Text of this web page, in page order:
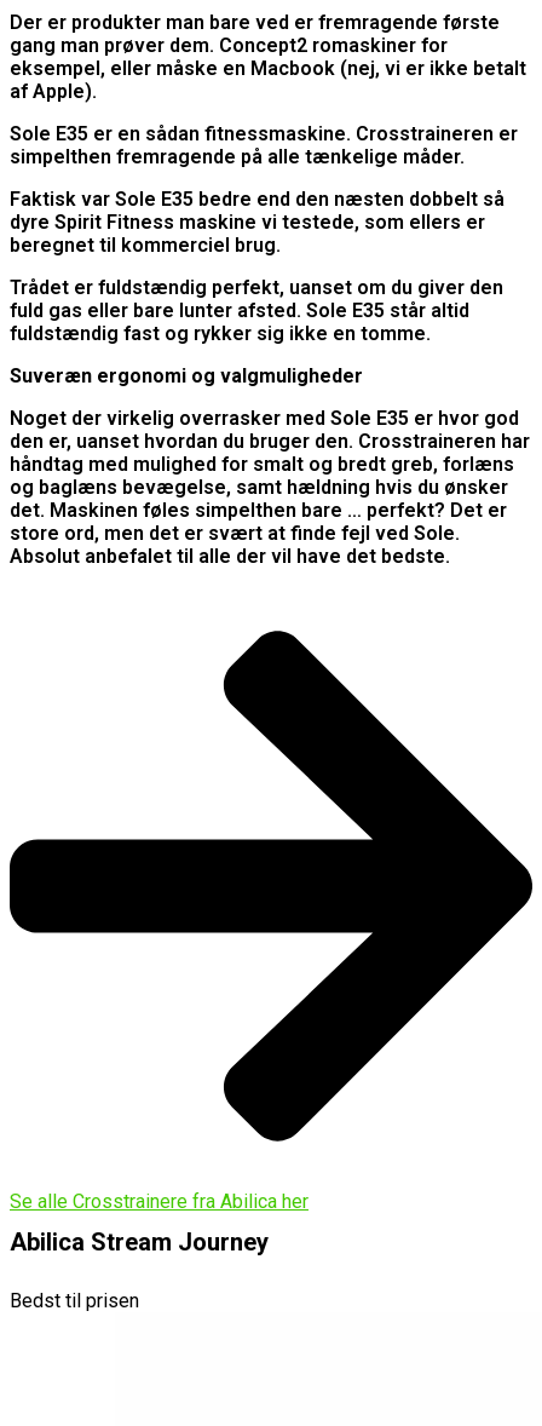
Der er produkter man bare ved er fremragende første
gang man prøver dem. Concept2 romaskiner for
eksempel, eller måske en Macbook (nej, vi er ikke betalt
af Apple).
Sole E35 er en sådan fitnessmaskine. Crosstraineren er
simpelthen fremragende på alle tænkelige måder.
Faktisk var Sole E35 bedre end den næsten dobbelt så
dyre Spirit Fitness maskine vi testede, som ellers er
beregnet til kommerciel brug.
Trådet er fuldstændig perfekt, uanset om du giver den
fuld gas eller bare lunter afsted. Sole E35 står altid
fuldstændig fast og rykker sig ikke en tomme.
Suveræn ergonomi og valgmuligheder
Noget der virkelig overrasker med Sole E35 er hvor god
den er, uanset hvordan du bruger den. Crosstraineren har
håndtag med mulighed for smalt og bredt greb, forlæns
og baglæns bevægelse, samt hældning hvis du ønsker
det. Maskinen føles simpelthen bare … perfekt? Det er
store ord, men det er svært at finde fejl ved Sole.
Absolut anbefalet til alle der vil have det bedste.
Se alle Crosstrainere fra Abilica her
Abilica Stream Journey
Bedst til prisen